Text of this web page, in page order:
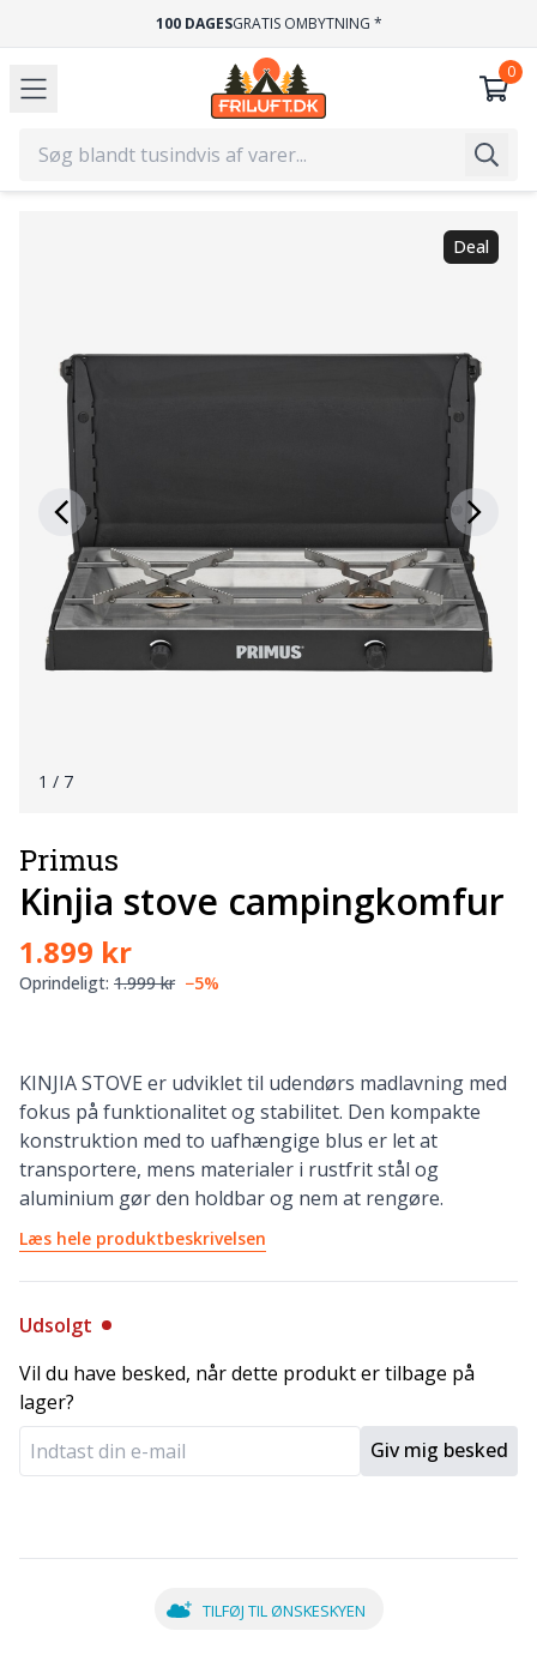
100 DAGESGRATIS OMBYTNING *
Deal
1 / 7
Primus
Kinjia stove campingkomfur
1.899 kr
Oprindeligt: 1.999 kr −5%
KINJIA STOVE er udviklet til udendørs madlavning med
fokus på funktionalitet og stabilitet. Den kompakte
konstruktion med to uafhængige blus er let at
transportere, mens materialer i rustfrit stål og
aluminium gør den holdbar og nem at rengøre.
Læs hele produktbeskrivelsen
Udsolgt
Vil du have besked, når dette produkt er tilbage på
lager?
Giv mig besked
TILFØJ TIL ØNSKESKYEN